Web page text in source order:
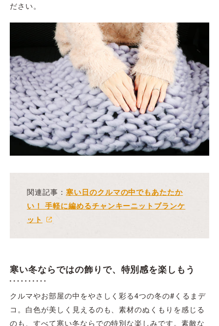
ださい。
関連記事： 寒い日のクルマの中でもあたたか
い！ 手軽に編めるチャンキーニットブランケ
ット
寒い冬ならではの飾りで、特別感を楽しもう
クルマやお部屋の中をやさしく彩る4つの冬の#くるまデ
コ。白色が美しく見えるのも、素材のぬくもりを感じる
のも、すべて寒い冬ならでの特別な楽しみです。素敵な